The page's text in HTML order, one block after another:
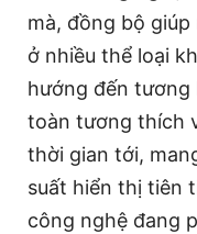
mà, đồng bộ
ở nhiều thể loại
hướng đến tương
toàn tương thích
thời gian tới,
suất hiển thị tiên
công nghệ đang